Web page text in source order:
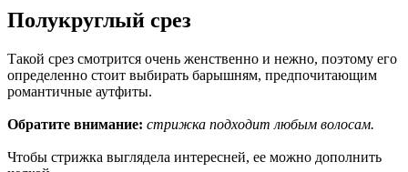
Полукруглый срез
Такой срез смотрится очень женственно и нежно, поэтому его
определенно стоит выбирать барышням, предпочитающим
романтичные аутфиты.
Обратите внимание: стрижка подходит любым волосам.
Чтобы стрижка выглядела интересней, ее можно дополнить